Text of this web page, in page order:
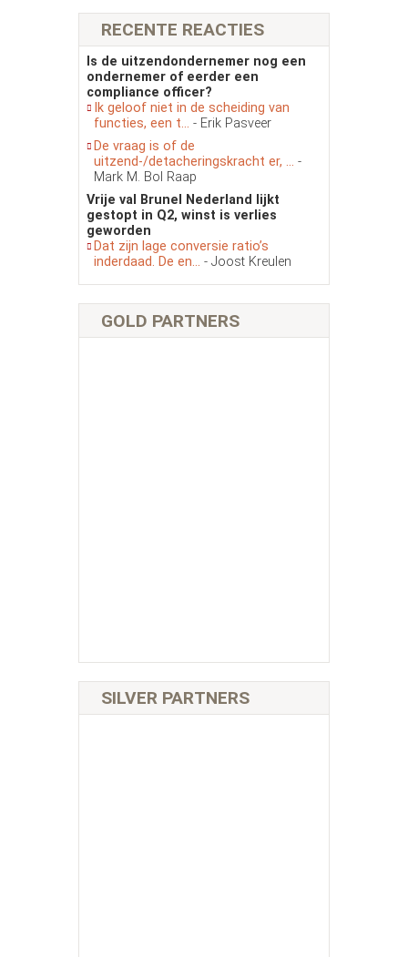
RECENTE REACTIES
Is de uitzendondernemer nog een
ondernemer of eerder een
compliance officer?
Ik geloof niet in de scheiding van
functies, een t... - Erik Pasveer
De vraag is of de
uitzend-/detacheringskracht er, ... -
Mark M. Bol Raap
Vrije val Brunel Nederland lijkt
gestopt in Q2, winst is verlies
geworden
Dat zijn lage conversie ratio’s
inderdaad. De en... - Joost Kreulen
GOLD PARTNERS
SILVER PARTNERS